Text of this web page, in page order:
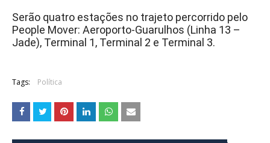
Serão quatro estações no trajeto percorrido pelo
People Mover: Aeroporto-Guarulhos (Linha 13 –
Jade), Terminal 1, Terminal 2 e Terminal 3.
Tags: Política